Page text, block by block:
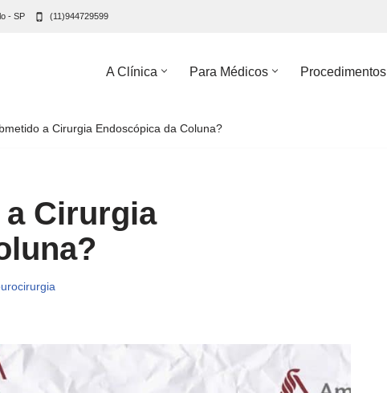
- SP (11)944729599
A Clínica Para Médicos Procedimentos
a Cirurgia Endoscópica da Coluna?
Cirurgia